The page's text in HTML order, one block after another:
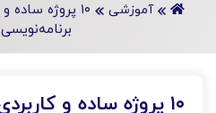
آموزشی
۱۰ پروژه
۱۰ پروژه ساده و